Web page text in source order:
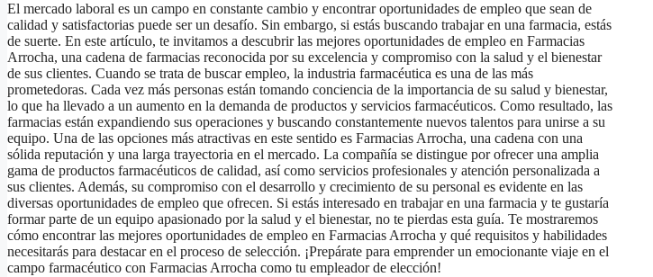
El mercado laboral es un campo en constante cambio y encontrar oportunidades de empleo que sean de
calidad y satisfactorias puede ser un desafío. Sin embargo, si estás buscando trabajar en una farmacia, estás
de suerte. En este artículo, te invitamos a descubrir las mejores oportunidades de empleo en Farmacias
Arrocha, una cadena de farmacias reconocida por su excelencia y compromiso con la salud y el bienestar
de sus clientes. Cuando se trata de buscar empleo, la industria farmacéutica es una de las más
prometedoras. Cada vez más personas están tomando conciencia de la importancia de su salud y bienestar,
lo que ha llevado a un aumento en la demanda de productos y servicios farmacéuticos. Como resultado, las
farmacias están expandiendo sus operaciones y buscando constantemente nuevos talentos para unirse a su
equipo. Una de las opciones más atractivas en este sentido es Farmacias Arrocha, una cadena con una
sólida reputación y una larga trayectoria en el mercado. La compañía se distingue por ofrecer una amplia
gama de productos farmacéuticos de calidad, así como servicios profesionales y atención personalizada a
sus clientes. Además, su compromiso con el desarrollo y crecimiento de su personal es evidente en las
diversas oportunidades de empleo que ofrecen. Si estás interesado en trabajar en una farmacia y te gustaría
formar parte de un equipo apasionado por la salud y el bienestar, no te pierdas esta guía. Te mostraremos
cómo encontrar las mejores oportunidades de empleo en Farmacias Arrocha y qué requisitos y habilidades
necesitarás para destacar en el proceso de selección. ¡Prepárate para emprender un emocionante viaje en el
campo farmacéutico con Farmacias Arrocha como tu empleador de elección!